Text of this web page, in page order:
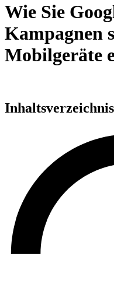
Wie Sie
Kampagnen
Mobilgeräte
Inhaltsverzeichnis